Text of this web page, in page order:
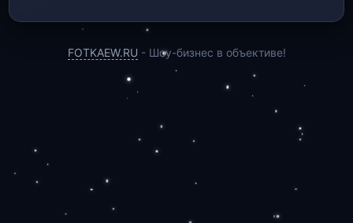
FOTKAEW.RU - Шоу-бизнес в объективе!